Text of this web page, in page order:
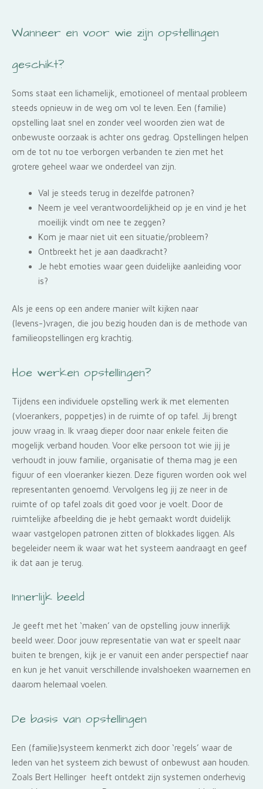
Wanneer en voor wie zijn opstellingen
geschikt?
Soms staat een lichamelijk, emotioneel of mentaal probleem
steeds opnieuw in de weg om vol te leven. Een (familie)
opstelling laat snel en zonder veel woorden zien wat de
onbewuste oorzaak is achter ons gedrag. Opstellingen helpen
om de tot nu toe verborgen verbanden te zien met het
grotere geheel waar we onderdeel van zijn.
Val je steeds terug in dezelfde patronen?
Neem je veel verantwoordelijkheid op je en vind je het
moeilijk vindt om nee te zeggen?
Kom je maar niet uit een situatie/probleem?
Ontbreekt het je aan daadkracht?
Je hebt emoties waar geen duidelijke aanleiding voor
is?
Als je eens op een andere manier wilt kijken naar
(levens-)vragen, die jou bezig houden dan is de methode van
familieopstellingen erg krachtig.
Hoe werken opstellingen?
Tijdens een individuele opstelling werk ik met elementen
(vloerankers, poppetjes) in de ruimte of op tafel. Jij brengt
jouw vraag in. Ik vraag dieper door naar enkele feiten die
mogelijk verband houden. Voor elke persoon tot wie jij je
verhoudt in jouw familie, organisatie of thema mag je een
figuur of een vloeranker kiezen. Deze figuren worden ook wel
representanten genoemd. Vervolgens leg jij ze neer in de
ruimte of op tafel zoals dit goed voor je voelt. Door de
ruimtelijke afbeelding die je hebt gemaakt wordt duidelijk
waar vastgelopen patronen zitten of blokkades liggen. Als
begeleider neem ik waar wat het systeem aandraagt en geef
ik dat aan je terug.
Innerlijk beeld
Je geeft met het ‘maken’ van de opstelling jouw innerlijk
beeld weer. Door jouw representatie van wat er speelt naar
buiten te brengen, kijk je er vanuit een ander perspectief naar
en kun je het vanuit verschillende invalshoeken waarnemen en
daarom helemaal voelen.
De basis van opstellingen
Een (familie)systeem kenmerkt zich door ‘regels’ waar de
leden van het systeem zich bewust of onbewust aan houden.
Zoals Bert Hellinger heeft ontdekt zijn systemen onderhevig